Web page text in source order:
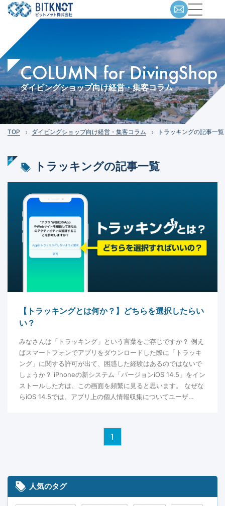
COLUMN for DivingShop
ダイビングショップ向け経営・集客コラム
TOP ダイビングショップ向け経営・集客コラム トラッキングの記事一覧
トラッキングの記事一覧
【トラッキングとは何か？】どちらを選択したらい
い？
みなさんは「トラッキング」という言葉をご存じですか？ 例え
ばスマートフォンでアプリをダウンロードした際に「トラッキ
ング」に関する許可が出て、困惑した経験はあるのではないで
しょうか？ iPhoneの新システム「バージョンiOS 14.5」をイン
ストールした方は、この画面を頻繁に見ると思います。 なぜな
らiOS 14.5では、アプリ上の個人情報収集についてユーザ…
1
人気のタグ